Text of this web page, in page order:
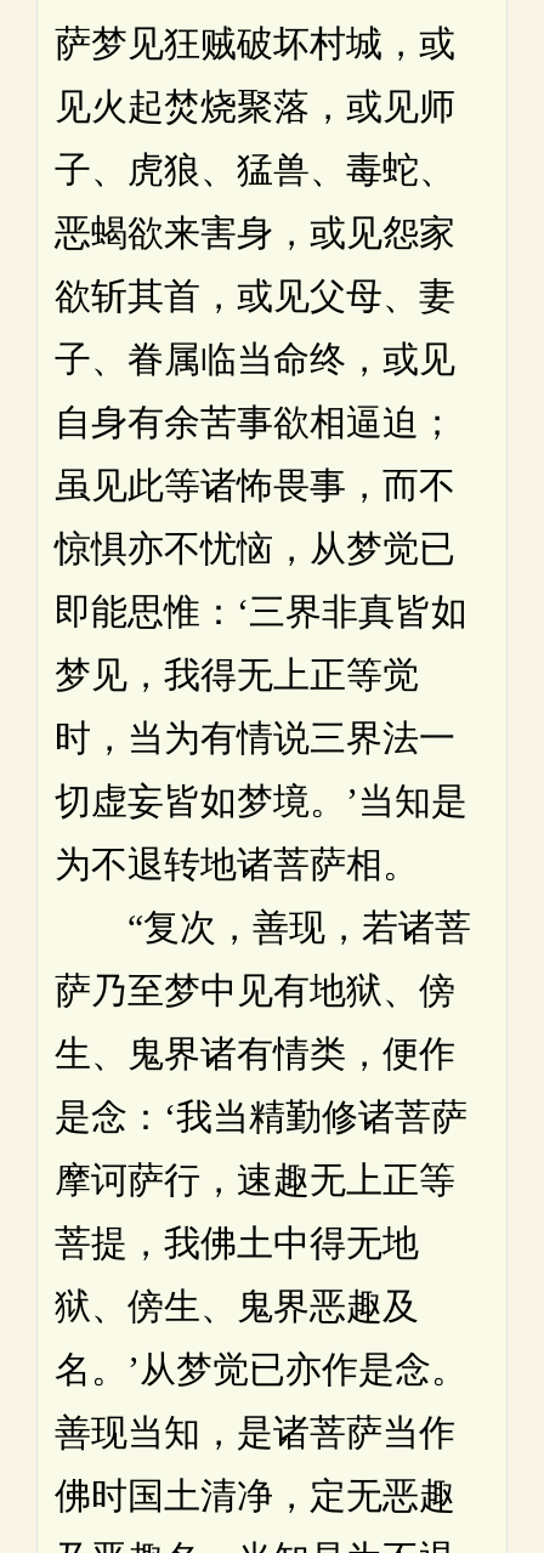
萨梦见狂贼破坏村城，或
见火起焚烧聚落，或见师
子、虎狼、猛兽、毒蛇、
恶蝎欲来害身，或见怨家
欲斩其首，或见父母、妻
子、眷属临当命终，或见
自身有余苦事欲相逼迫；
虽见此等诸怖畏事，而不
惊惧亦不忧恼，从梦觉已
即能思惟：‘三界非真皆如
梦见，我得无上正等觉
时，当为有情说三界法一
切虚妄皆如梦境。’当知是
为不退转地诸菩萨相。
“复次，善现，若诸菩
萨乃至梦中见有地狱、傍
生、鬼界诸有情类，便作
是念：‘我当精勤修诸菩萨
摩诃萨行，速趣无上正等
菩提，我佛土中得无地
狱、傍生、鬼界恶趣及
名。’从梦觉已亦作是念。
善现当知，是诸菩萨当作
佛时国土清净，定无恶趣